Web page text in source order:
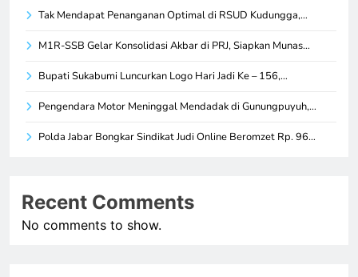
Tak Mendapat Penanganan Optimal di RSUD Kudungga,…
M1R-SSB Gelar Konsolidasi Akbar di PRJ, Siapkan Munas…
Bupati Sukabumi Luncurkan Logo Hari Jadi Ke – 156,…
Pengendara Motor Meninggal Mendadak di Gunungpuyuh,…
Polda Jabar Bongkar Sindikat Judi Online Beromzet Rp. 96…
Recent Comments
No comments to show.